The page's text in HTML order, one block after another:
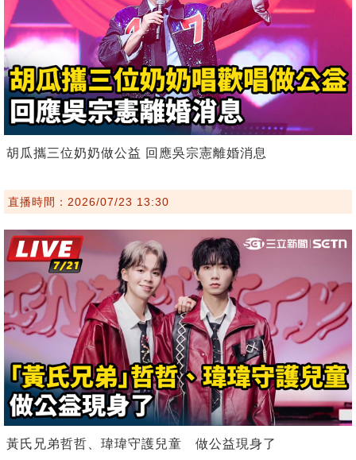
胡瓜攜三位奶奶做公益 回應吳宗憲離婚消息
直播時間：2026/07/23 13:30
黃氏兄弟哲哲、瑋瑋守護兒童 做公益現身了